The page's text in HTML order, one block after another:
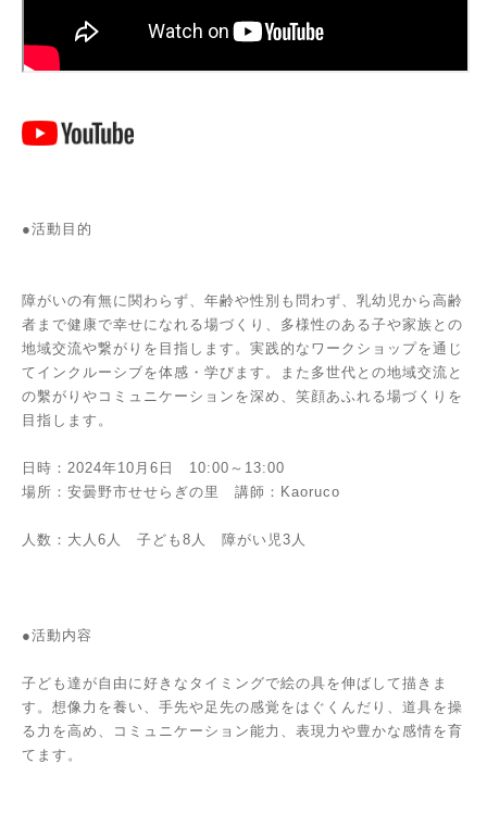
●活動目的
障がいの有無に関わらず、年齢や性別も問わず、乳幼児から高齢
者まで健康で幸せになれる場づくり、多様性のある子や家族との
地域交流や繋がりを目指します。実践的なワークショップを通じ
てインクルーシブを体感・学びます。また多世代との地域交流と
の繫がりやコミュニケーションを深め、笑顔あふれる場づくりを
目指します。
日時：2024年10月6日 10:00～13:00
場所：安曇野市せせらぎの里 講師：Kaoruco
人数：大人6人 子ども8人 障がい児3人
●活動内容
子ども達が自由に好きなタイミングで絵の具を伸ばして描きま
す。想像力を養い、手先や足先の感覚をはぐくんだり、道具を操
る力を高め、コミュニケーション能力、表現力や豊かな感情を育
てます。